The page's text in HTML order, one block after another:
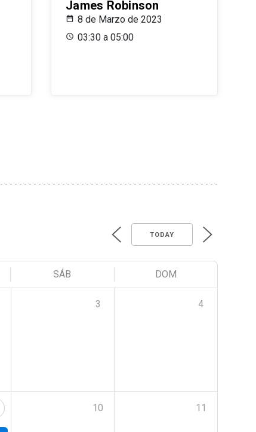
James Robinson
8 de Marzo de 2023
03:30 a 05:00
TODAY
SÁB DOM
3 4
10 11